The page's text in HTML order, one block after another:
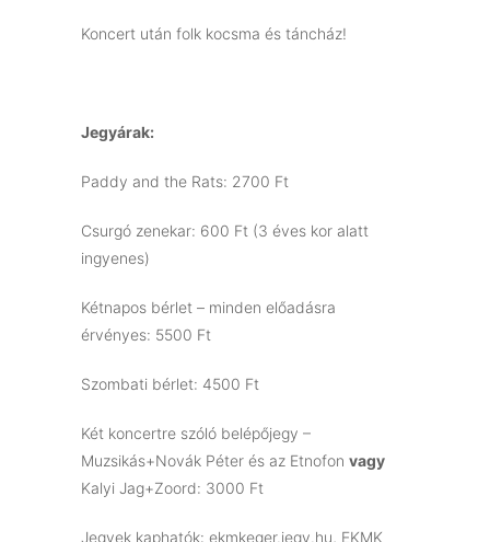
Koncert után folk kocsma és táncház!
Jegyárak:
Paddy and the Rats: 2700 Ft
Csurgó zenekar: 600 Ft (3 éves kor alatt
ingyenes)
Kétnapos bérlet – minden előadásra
érvényes: 5500 Ft
Szombati bérlet: 4500 Ft
Két koncertre szóló belépőjegy –
Muzsikás+Novák Péter és az Etnofon vagy
Kalyi Jag+Zoord: 3000 Ft
Jegyek kaphatók: ekmkeger.jegy.hu, EKMK